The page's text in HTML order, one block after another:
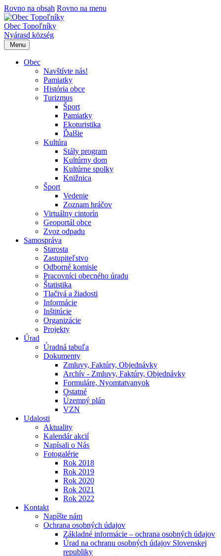
Rovno na obsah Rovno na menu
Obec Topoľníky
Nyárasd község
Menu
Obec
Navštívte nás!
Pamiatky
História obce
Turizmus
Šport
Pamiatky
Ekoturistika
Ďalšie
Kultúra
Stály program
Kultúrny dom
Kultúrne spolky
Knižnica
Šport
Vedenie
Zoznam hráčov
Virtuálny cintorín
Geoportál obce
Zvoz odpadu
Samospráva
Starosta
Zastupiteľstvo
Odborné komisie
Pracovníci obecného úradu
Štatistika
Tlačivá a žiadosti
Informácie
Inštitúcie
Organizácie
Projekty
Úrad
Úradná tabuľa
Dokumenty
Zmluvy, Faktúry, Objednávky
Archív - Zmluvy, Faktúry, Objednávky
Formuláre, Nyomtatvanyok
Ostatné
Územný plán
VZN
Udalosti
Aktuality
Kalendár akcií
Napísali o Nás
Fotogalérie
Rok 2018
Rok 2019
Rok 2020
Rok 2021
Rok 2022
Kontakt
Napíšte nám
Ochrana osobných údajov
Základné informácie – ochrana osobných údajov
Úrad na ochranu osobných údajov Slovenskej
republiky